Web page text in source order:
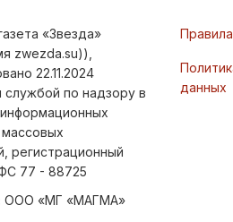
«Звезда»
zwezda.su)),
22.11.2024
по надзору в
массовых
регистрационный
77 - 88725
ООО «МГ «МАГМА»
данных